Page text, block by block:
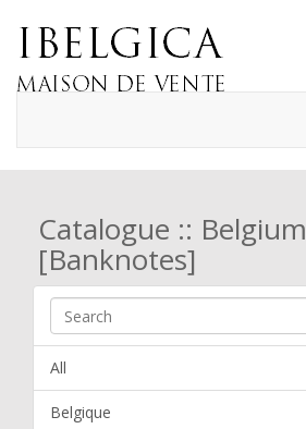
Catalogue :: Belgium
[Banknotes]
All
Belgique